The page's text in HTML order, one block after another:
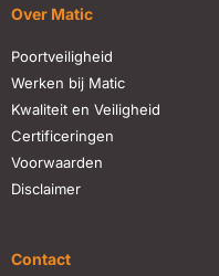
Over Matic
Poortveiligheid
Werken bij Matic
Kwaliteit en Veiligheid
Certificeringen
Voorwaarden
Disclaimer
Contact